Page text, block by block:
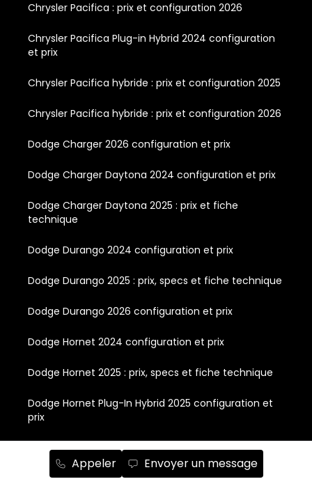
Appeler Envoyer un message
Chrysler Pacifica : prix et configuration 2026
Chrysler Pacifica Plug-in Hybrid 2024 configuration
et prix
Chrysler Pacifica hybride : prix et configuration 2025
Chrysler Pacifica hybride : prix et configuration 2026
Dodge Charger 2026 configuration et prix
Dodge Charger Daytona 2024 configuration et prix
Dodge Charger Daytona 2025 : prix et fiche
technique
Dodge Durango 2024 configuration et prix
Dodge Durango 2025 : prix, specs et fiche technique
Dodge Durango 2026 configuration et prix
Dodge Hornet 2024 configuration et prix
Dodge Hornet 2025 : prix, specs et fiche technique
Dodge Hornet Plug-In Hybrid 2025 configuration et
prix
Dodge Hornet R/T PHEV 2024 configuration et prix
Dodge Hornet hybride 2025 : prix, specs & fiche